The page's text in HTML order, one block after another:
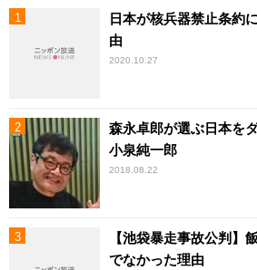
日本が核兵器禁止条約
由
2020.10.27
森永卓郎が選ぶ日本を
小泉純一郎
2018.08.22
【池袋暴走事故公判】
でなかった理由